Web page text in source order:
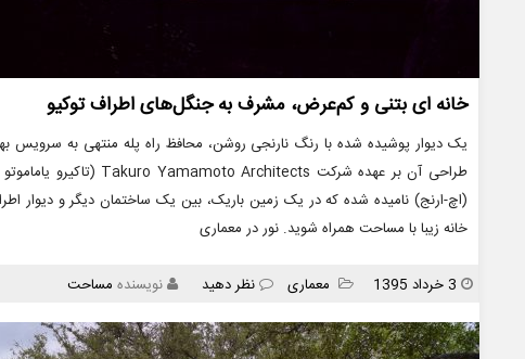
خانه ای بتنی و کم‌عرض، مشرف به جنگل‌های اطراف توکیو
یک دیوار پوشیده شده با رنگ نارنجی روشن، محافظ راه پله منتهی به سرویس
(اچ-ارنج) نامیده شده که در یک زمین باریک، بین یک ساختمان دیگر و دیوار
خانه زیبا با مساحت همراه شوید. نور در معماری
انتشار
3 خرداد 1395
دسته
ها
معماری نظر دهید نویسنده مساحت